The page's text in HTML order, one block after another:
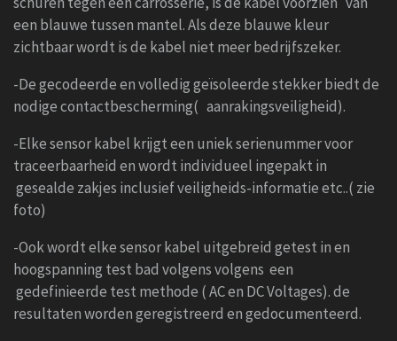
een blauwe tussen mantel. Als deze blauwe kleur
zichtbaar wordt is de kabel niet meer bedrijfszeker.
-De gecodeerde en volledig geïsoleerde stekker biedt de
nodige contactbescherming( aanrakingsveiligheid).
-Elke sensor kabel krijgt een uniek serienummer voor
traceerbaarheid en wordt individueel ingepakt in
gesealde zakjes inclusief veiligheids-informatie etc..( zie
foto)
-Ook wordt elke sensor kabel uitgebreid getest in en
hoogspanning test bad volgens volgens een
gedefinieerde test methode ( AC en DC Voltages). de
resultaten worden geregistreerd en gedocumenteerd.